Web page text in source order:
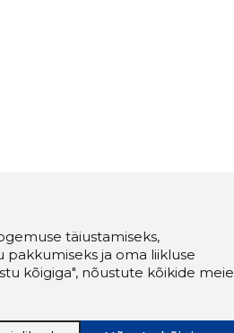
täiustamiseks,
pakkumiseks ja oma liikluse
kõigiga", nõustute kõikide meie